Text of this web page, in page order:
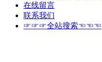
在线留言
联系我们
☞☞☞全站搜索☜☜☜